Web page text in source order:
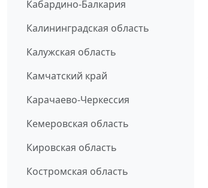
Кабардино-Балкария
Калининградская область
Калужская область
Камчатский край
Карачаево-Черкессия
Кемеровская область
Кировская область
Костромская область